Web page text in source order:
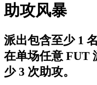
助攻风暴
派出包含至少 1
在单场任意 FUT
少 3 次助攻。